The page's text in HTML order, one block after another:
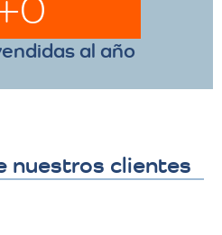
al año
0
nuestros clientes